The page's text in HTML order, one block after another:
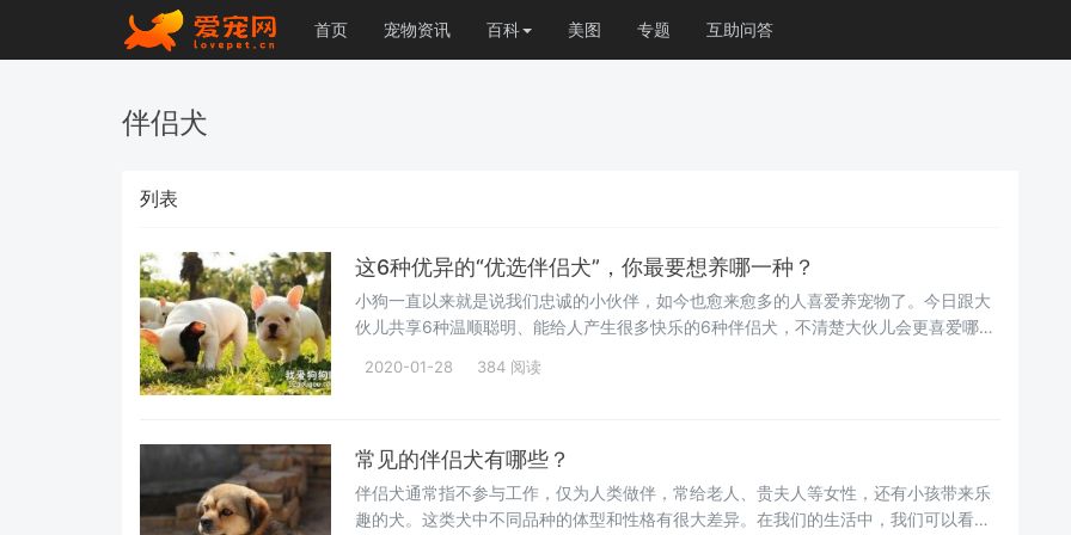
首页 宠物资讯 百科 美图 专题 互助问答
伴侣犬
列表
这6种优异的“优选伴侣犬”，你最要想养哪一种？
小狗一直以来就是说我们忠诚的小伙伴，如今也愈来愈多的人喜爱养宠物了。今日跟大
伙儿共享6种温顺聪明、能给人产生很多快乐的6种伴侣犬，不清楚大伙儿会更喜爱哪样
2020-01-28 384 阅读
常见的伴侣犬有哪些？
伴侣犬通常指不参与工作，仅为人类做伴，常给老人、贵夫人等女性，还有小孩带来乐
趣的犬。这类犬中不同品种的体型和性格有很大差异。在我们的生活中，我们可以看到